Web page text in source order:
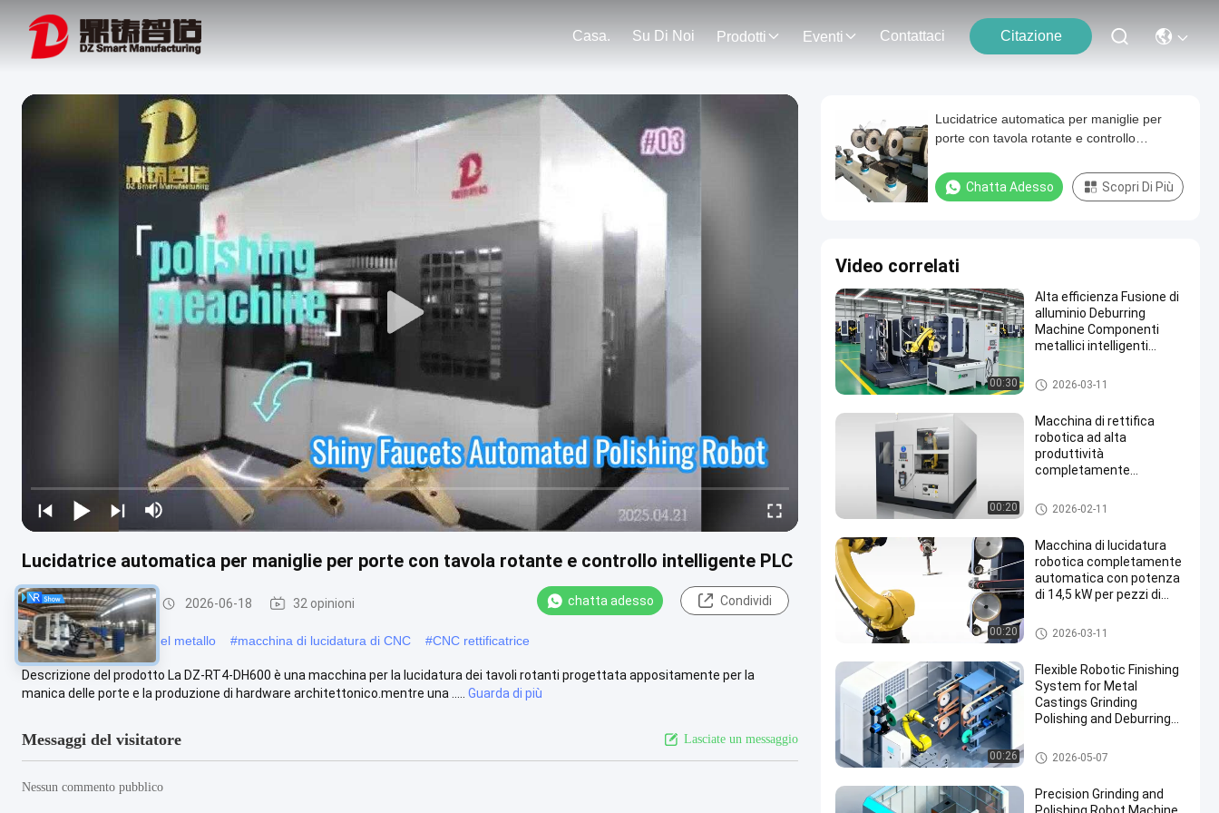
Casa. Su Di Noi Prodotti Eventi Contattaci Citazione
Lucidatrice automatica per maniglie per porte con tavola rotante e controllo intelligente PLC
Levigatrice di CNC 2026-06-18 32 opinioni chatta adesso Condividi
#levigatrice industriale del metallo #macchina di lucidatura di CNC #CNC rettificatrice
Descrizione del prodotto La DZ-RT4-DH600 è una macchina per la lucidatura dei tavoli rotanti progettata appositamente per la
manica delle porte e la produzione di hardware architettonico.mentre una .....
Guarda di più
Messaggi del visitatore Lasciate un messaggio
Nessun commento pubblico
Lucidatrice automatica per maniglie per
porte con tavola rotante e controllo
Chatta Adesso Scopri Di Più
Video correlati
00:30
Alta efficienza Fusione di
alluminio Deburring
Machine Componenti
metallici intelligenti
lucidatura robotica con
controllo della forza
Levigatrice stridente automati
ca
2026-03-11
00:20
Macchina di rettifica
robotica ad alta
produttività
completamente
di superfici metalliche
multiforme
Levigatrice di CNC
2026-02-11
00:20
Macchina di lucidatura
robotica completamente
automatica con potenza
di 14,5 kW per pezzi di
Macchina per la rettifica e la lu
cidatura a robot
2026-03-11
00:26
Flexible Robotic Finishing
System for Metal
Castings Grinding
Polishing and Deburring
Macchine per la rettifica e la lu
cidatura
2026-05-07
Precision Grinding and